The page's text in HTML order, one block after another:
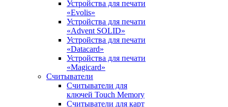
Устройства для печати
«Evolis»
Устройства для печати
«Advent SOLID»
Устройства для печати
«Datacard»
Устройства для печати
«Magicard»
Считыватели
Считыватели для
ключей Touch Memory
Считыватели для карт